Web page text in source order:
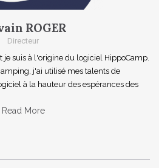
ROGER
Directeur
je suis à l'origine du logiciel HippoCamp.
j'ai utilisé mes talents de
à la hauteur des espérances des
Read More